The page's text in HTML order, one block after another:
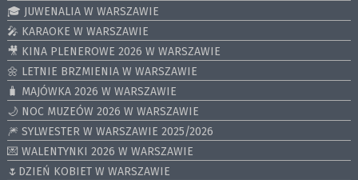
🎓 JUWENALIA W WARSZAWIE
🎤 KARAOKE W WARSZAWIE
🎥 KINA PLENEROWE 2026 W WARSZAWIE
🌼 LETNIE BRZMIENIA W WARSZAWIE
🧳 MAJÓWKA 2026 W WARSZAWIE
🌙 NOC MUZEÓW 2026 W WARSZAWIE
🎆 SYLWESTER W WARSZAWIE 2025/2026
💌 WALENTYNKI 2026 W WARSZAWIE
🌷DZIEŃ KOBIET W WARSZAWIE